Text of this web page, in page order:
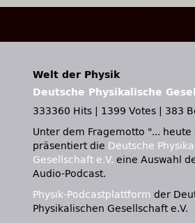
Welt der Physik
Deutsche Physikalische
333360 Hits
1399 Votes
383
Unter dem Fragemotto
... heute
präsentiert die Deutsche
Gesellschaft e.V. eine Auswahl
Audio-Podcast.
Physik-Podcastplattform der
Physikalischen Gesellschaft e.V.